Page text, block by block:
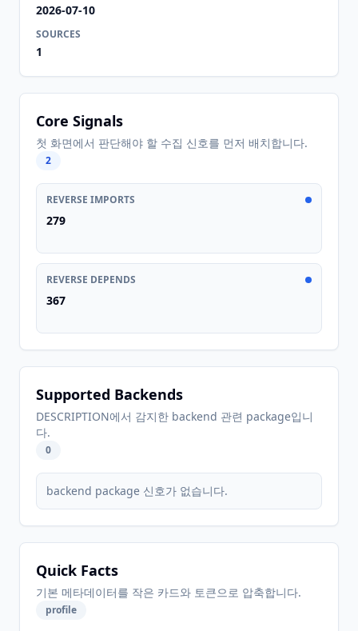
2026-07-10
SOURCES
1
Core Signals
첫 화면에서 판단해야 할 수집 신호를 먼저 배치합니다.
2
REVERSE IMPORTS
279
REVERSE DEPENDS
367
Supported Backends
DESCRIPTION에서 감지한 backend 관련 package입니
다.
0
backend package 신호가 없습니다.
Quick Facts
기본 메타데이터를 작은 카드와 토큰으로 압축합니다.
profile